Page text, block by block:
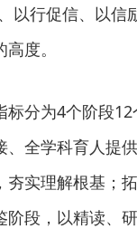
以行促信、以
度。
分为4个阶段12
、全学科育人提
夯实理解根基；
阶段，以精读、